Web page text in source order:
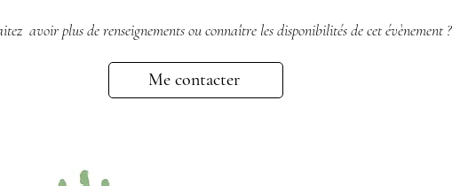
avoir plus de renseignements ou connaître les disponibilités de cet évènement ?​
Me contacter